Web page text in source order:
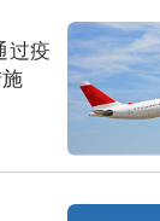
过疫